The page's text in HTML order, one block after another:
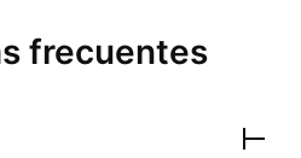
frecuentes